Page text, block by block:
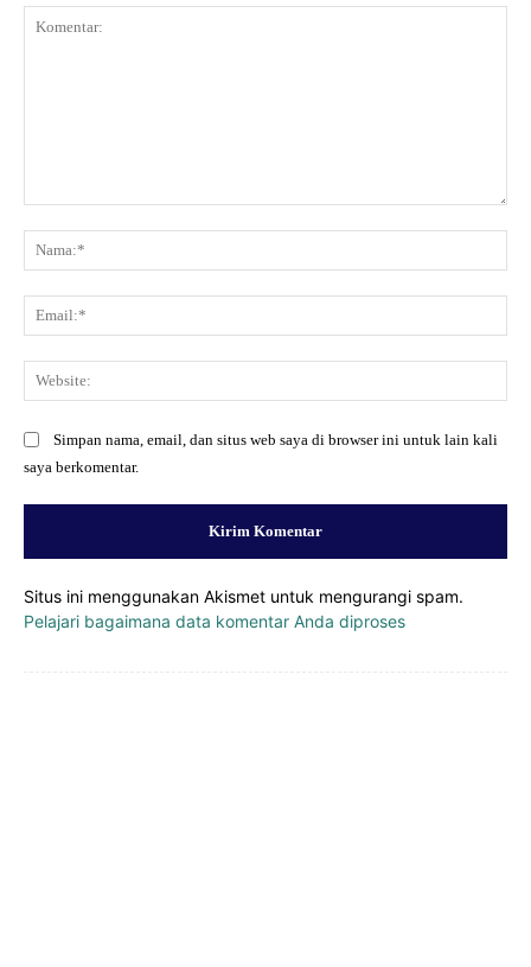
Simpan nama, email, dan situs web saya di browser ini untuk lain kali
saya berkomentar.
Situs ini menggunakan Akismet untuk mengurangi spam.
Pelajari bagaimana data komentar Anda diproses